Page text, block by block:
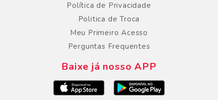
Política de Privacidade
Politica de Troca
Meu Primeiro Acesso
Perguntas Frequentes
Baixe já nosso APP